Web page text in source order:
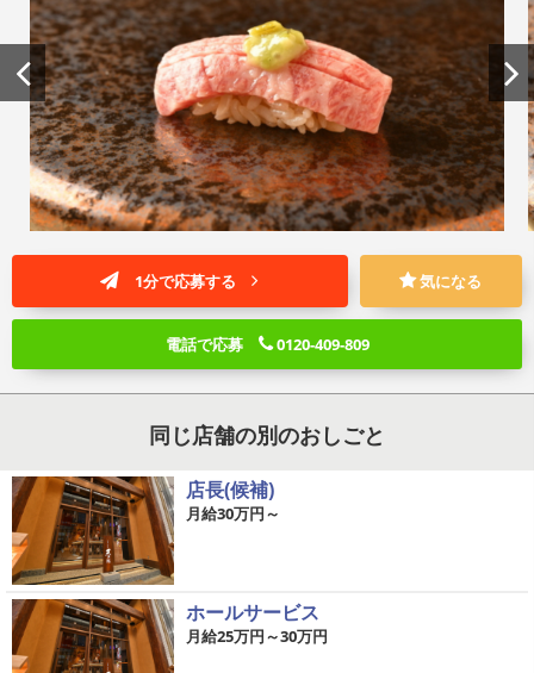
1分で応募する 気になる
電話で応募 0120-409-809
同じ店舗の別のおしごと
店長(候補)
月給30万円～
ホールサービス
月給25万円～30万円